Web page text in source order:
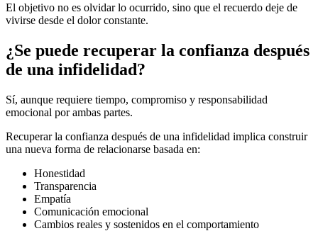
El objetivo no es olvidar lo ocurrido, sino que el recuerdo deje de
vivirse desde el dolor constante.
¿Se puede recuperar la confianza después
de una infidelidad?
Sí, aunque requiere tiempo, compromiso y responsabilidad
emocional por ambas partes.
Recuperar la confianza después de una infidelidad implica construir
una nueva forma de relacionarse basada en:
Honestidad
Transparencia
Empatía
Comunicación emocional
Cambios reales y sostenidos en el comportamiento